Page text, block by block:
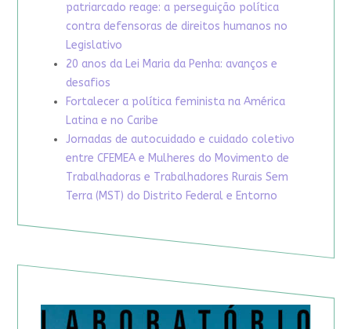
patriarcado reage: a perseguição política
contra defensoras de direitos humanos no
Legislativo
20 anos da Lei Maria da Penha: avanços e
desafios
Fortalecer a política feminista na América
Latina e no Caribe
Jornadas de autocuidado e cuidado coletivo
entre CFEMEA e Mulheres do Movimento de
Trabalhadoras e Trabalhadores Rurais Sem
Terra (MST) do Distrito Federal e Entorno